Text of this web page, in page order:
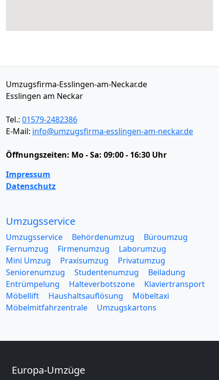
Umzugsfirma-Esslingen-am-Neckar.de
Esslingen am Neckar
Tel.: 01579-2482386
E-Mail: info@umzugsfirma-esslingen-am-neckar.de
Öffnungszeiten: Mo - Sa: 09:00 - 16:30 Uhr
Impressum
Datenschutz
Umzugsservice
Umzugsservice Behördenumzug
Büroumzug
Fernumzug
Firmenumzug
Laborumzug
Mini Umzug
Praxisumzug
Privatumzug
Seniorenumzug
Studentenumzug
Beiladung
Entrümpelung
Halteverbotszone
Klaviertransport
Möbellift
Haushaltsauflösung
Möbeltaxi
Möbelmitfahrzentrale
Umzugskartons
Europa-Umzüge